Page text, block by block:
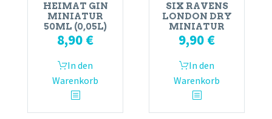
HEIMAT GIN
MINIATUR
50ML (0,05L)
8,90 €
In den
Warenkorb
SIX RAVENS
LONDON DRY
MINIATUR
9,90 €
In den
Warenkorb